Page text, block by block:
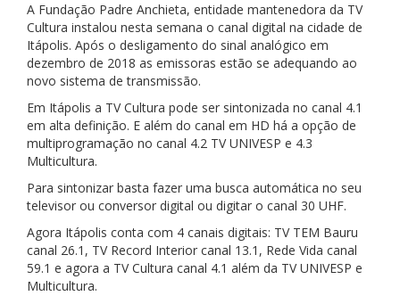
A Fundação Padre Anchieta, entidade mantenedora da TV
Cultura instalou nesta semana o canal digital na cidade de
Itápolis. Após o desligamento do sinal analógico em
dezembro de 2018 as emissoras estão se adequando ao
novo sistema de transmissão.
Em Itápolis a TV Cultura pode ser sintonizada no canal 4.1
em alta definição. E além do canal em HD há a opção de
multiprogramação no canal 4.2 TV UNIVESP e 4.3
Multicultura.
Para sintonizar basta fazer uma busca automática no seu
televisor ou conversor digital ou digitar o canal 30 UHF.
Agora Itápolis conta com 4 canais digitais: TV TEM Bauru
canal 26.1, TV Record Interior canal 13.1, Rede Vida canal
59.1 e agora a TV Cultura canal 4.1 além da TV UNIVESP e
Multicultura.